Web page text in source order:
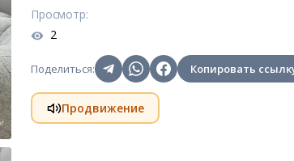
Просмотр:
2
Поделиться: Копировать
Продвижение